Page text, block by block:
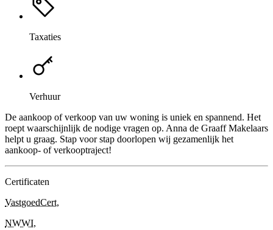
Taxaties
Verhuur
De aankoop of verkoop van uw woning is uniek en spannend. Het
roept waarschijnlijk de nodige vragen op. Anna de Graaff Makelaars
helpt u graag. Stap voor stap doorlopen wij gezamenlijk het
aankoop- of verkooptraject!
Certificaten
VastgoedCert,
NWWI,